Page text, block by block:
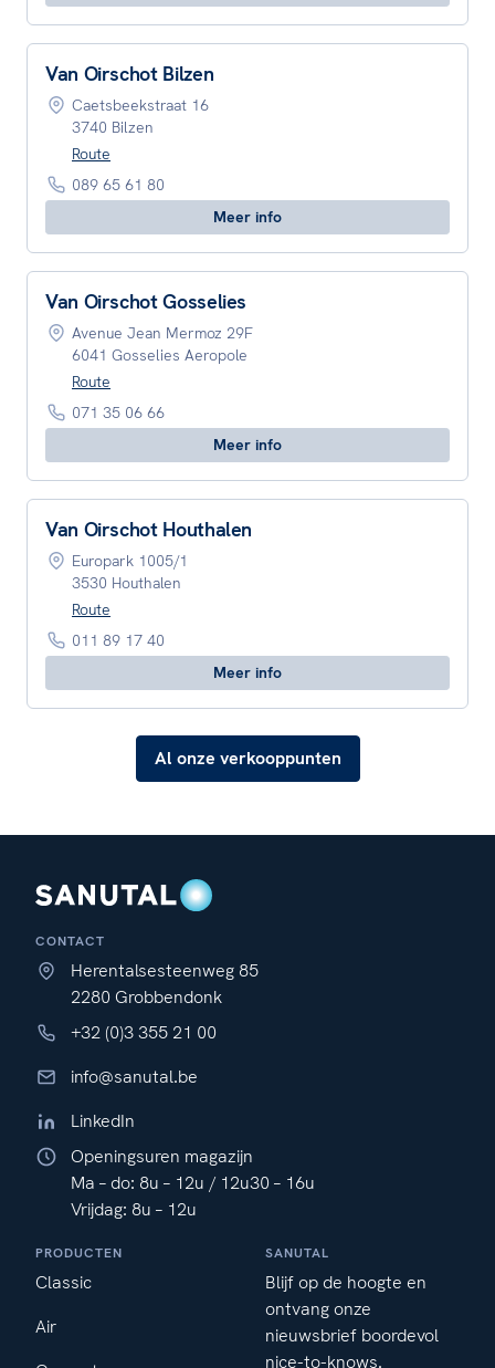
Van Oirschot Bilzen
Caetsbeekstraat 16
3740 Bilzen
Route
089 65 61 80
Meer info
Van Oirschot Gosselies
Avenue Jean Mermoz 29F
6041 Gosselies Aeropole
Route
071 35 06 66
Meer info
Van Oirschot Houthalen
Europark 1005/1
3530 Houthalen
Route
011 89 17 40
Meer info
Al onze verkooppunten
CONTACT
Herentalsesteenweg 85
2280 Grobbendonk
+32 (0)3 355 21 00
info@sanutal.be
LinkedIn
Openingsuren magazijn
Ma – do: 8u – 12u / 12u30 – 16u
Vrijdag: 8u – 12u
PRODUCTEN
Classic
Air
SANUTAL
Blijf op de hoogte en
ontvang onze
nieuwsbrief boordevol
nice-to-knows.